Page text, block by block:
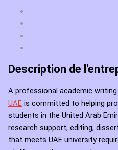
Description de
A professional academic writing
UAEis committed to helping
students in the United Arab
research support, editing,
that meets UAE university